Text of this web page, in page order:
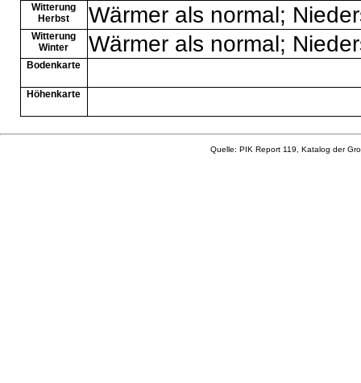
Witterung
Herbst
Wärmer als normal;
Witterung
Winter
Wärmer als normal;
Bodenkarte
Höhenkarte
Quelle: PIK Report 119, Katalog der